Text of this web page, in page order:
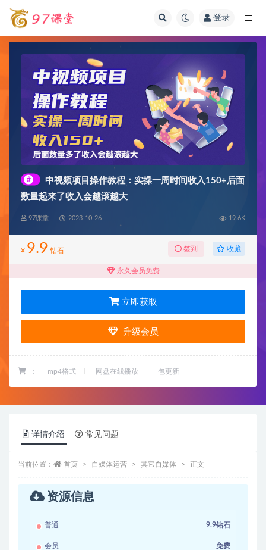
登录
#
中视频项目操作教程：实操一周时间收入150+后面
数量起来了收入会越滚越大
97课堂 2023-10-26 19.6K
¥ 9.9 钻石 签到 收藏
永久会员免费
立即获取
升级会员
： mp4格式 网盘在线播放 包更新
详情介绍 常见问题
当前位置： 首页 自媒体运营 其它自媒体 正文
资源信息
普通 9.9钻石
会员 免费